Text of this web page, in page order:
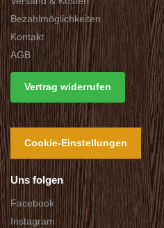
Bezahlmöglichkeiten
Kontakt
AGB
Vertrag widerrufen
Cookie-Einstellungen
Uns folgen
Facebook
Instagram